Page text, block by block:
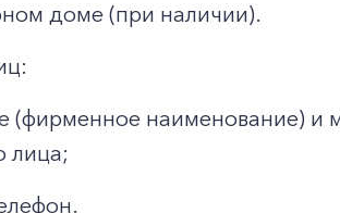
доме (при наличии).
(фирменное наименование) и
лица;